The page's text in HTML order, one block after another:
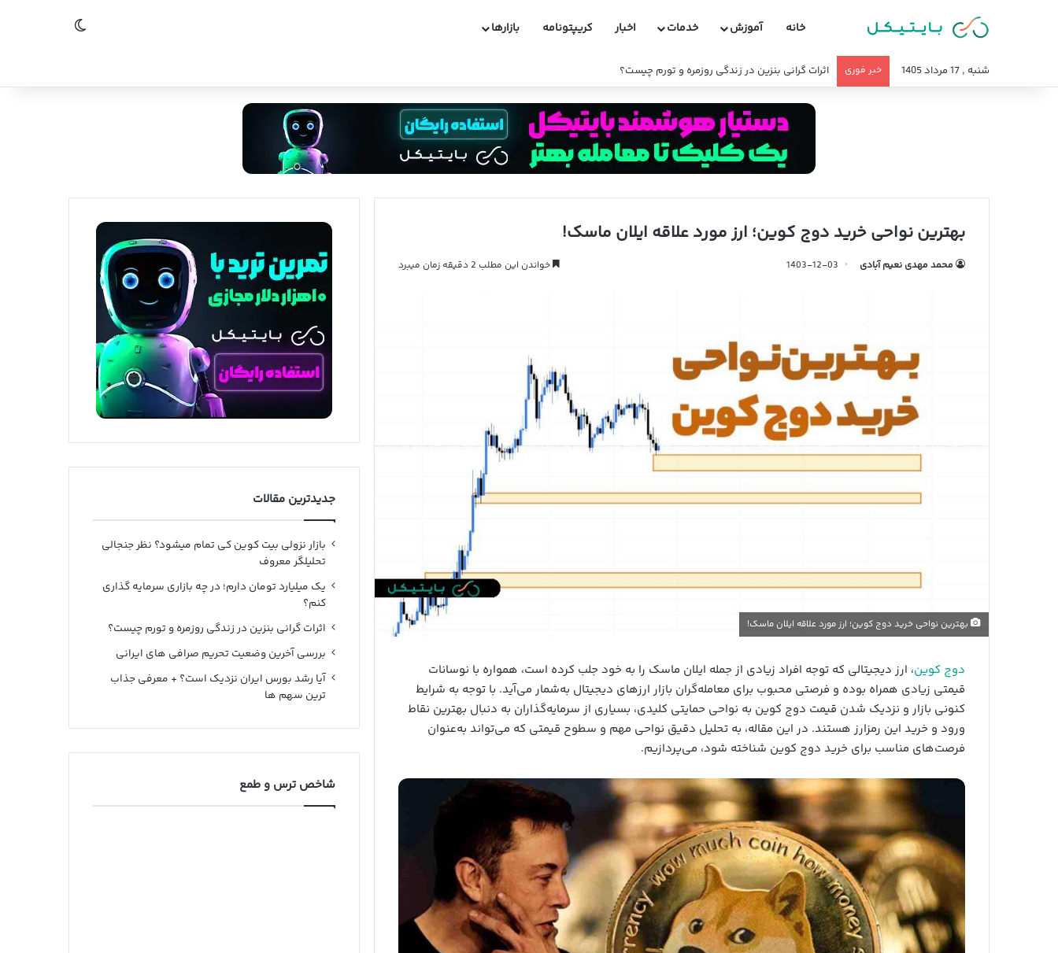
خانه آموزش خدمات اخبار کریپتونامه بازارها
شنبه , 17 مرداد 1405 خبر فوری اثرات گرانی بنزین در زندگی روزمره و تورم چیست؟
بهترین نواحی خرید دوج کوین؛ ارز مورد علاقه ایلان ماسک!
محمد مهدی نعیم آبادی 1403-12-03 خواندن این مطلب 2 دقیقه زمان میبرد
بهترین نواحی خرید دوج کوین؛ ارز مورد علاقه ایلان ماسک!
دوج کوین، ارز دیجیتالی که توجه افراد زیادی از جمله ایلان ماسک را به خود جلب کرده است، همواره با نوسانات
قیمتی زیادی همراه بوده و فرصتی محبوب برای معامله‌گران بازار ارزهای دیجیتال به‌شمار می‌آید. با توجه به شرایط
کنونی بازار و نزدیک شدن قیمت دوج کوین به نواحی حمایتی کلیدی، بسیاری از سرمایه‌گذاران به دنبال بهترین نقاط
ورود و خرید این رمزارز هستند. در این مقاله، به تحلیل دقیق نواحی مهم و سطوح قیمتی که می‌تواند به‌عنوان
فرصت‌های مناسب برای خرید دوج کوین شناخته شود، می‌پردازیم.
جدیدترین مقالات
بازار نزولی بیت کوین کی تمام میشود؟ نظر جنجالی
تحلیلگر معروف
یک میلیارد تومان دارم؛ در چه بازاری سرمایه گذاری
کنم؟
اثرات گرانی بنزین در زندگی روزمره و تورم چیست؟
بررسی آخرین وضعیت تحریم صرافی های ایرانی
آیا رشد بورس ایران نزدیک است؟ + معرفی جذاب
ترین سهم ها
شاخص ترس و طمع